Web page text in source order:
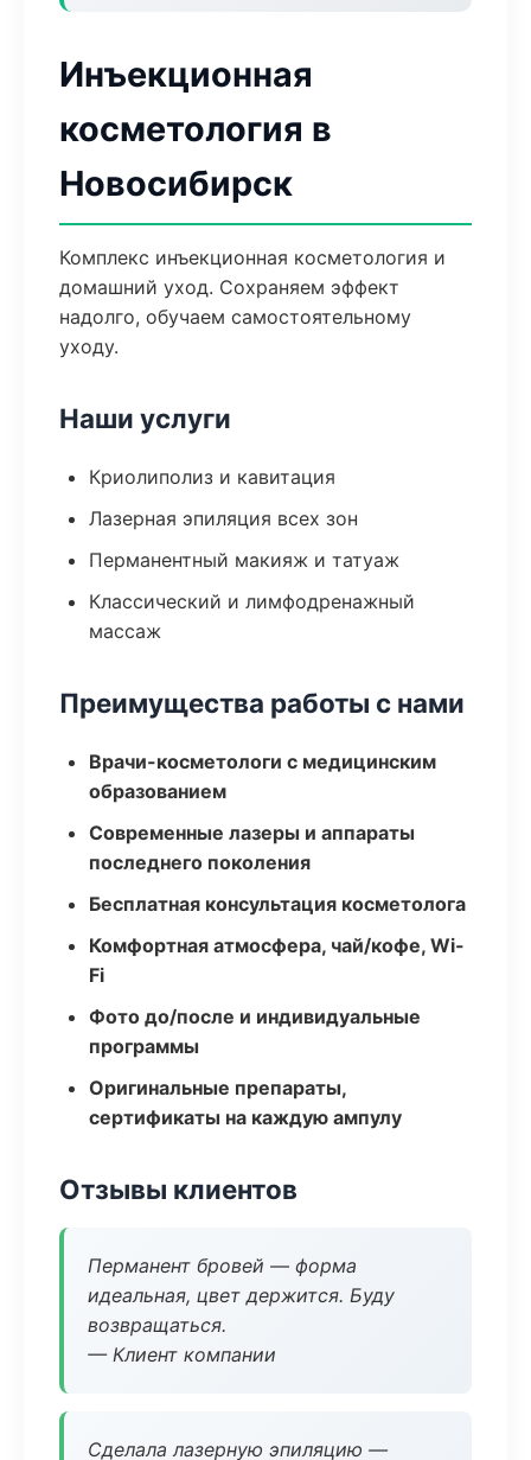
Инъекционная
косметология в
Новосибирск
Комплекс инъекционная косметология и
домашний уход. Сохраняем эффект
надолго, обучаем самостоятельному
уходу.
Наши услуги
Криолиполиз и кавитация
Лазерная эпиляция всех зон
Перманентный макияж и татуаж
Классический и лимфодренажный
массаж
Преимущества работы с нами
Врачи-косметологи с медицинским
образованием
Современные лазеры и аппараты
последнего поколения
Бесплатная консультация косметолога
Комфортная атмосфера, чай/кофе, Wi-
Fi
Фото до/после и индивидуальные
программы
Оригинальные препараты,
сертификаты на каждую ампулу
Отзывы клиентов
Перманент бровей — форма
идеальная, цвет держится. Буду
возвращаться.
— Клиент компании
Сделала лазерную эпиляцию —